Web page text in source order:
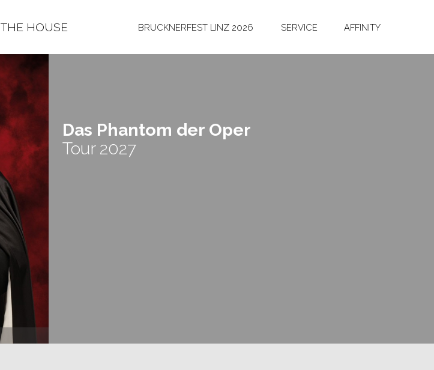
THE HOUSE BRUCKNERFEST LINZ 2026 SERVICE AFFINITY
Das Phan­tom der Oper
Tour 2027